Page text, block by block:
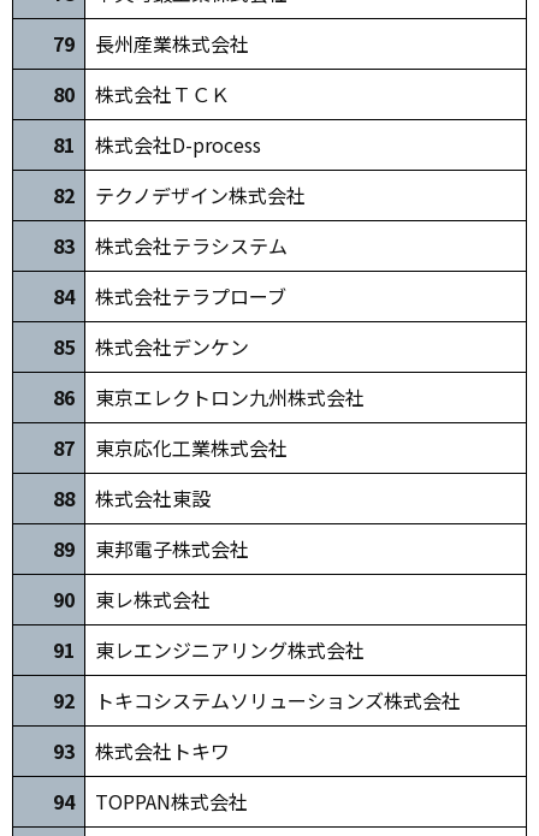
79
長州産業株式会社
80
株式会社ＴＣＫ
81
株式会社D-process
82
テクノデザイン株式会社
83
株式会社テラシステム
84
株式会社テラプローブ
85
株式会社デンケン
86
東京エレクトロン九州株式会社
87
東京応化工業株式会社
88
株式会社東設
89
東邦電子株式会社
90
東レ株式会社
91
東レエンジニアリング株式会社
92
トキコシステムソリューションズ株式会社
93
株式会社トキワ
94
TOPPAN株式会社